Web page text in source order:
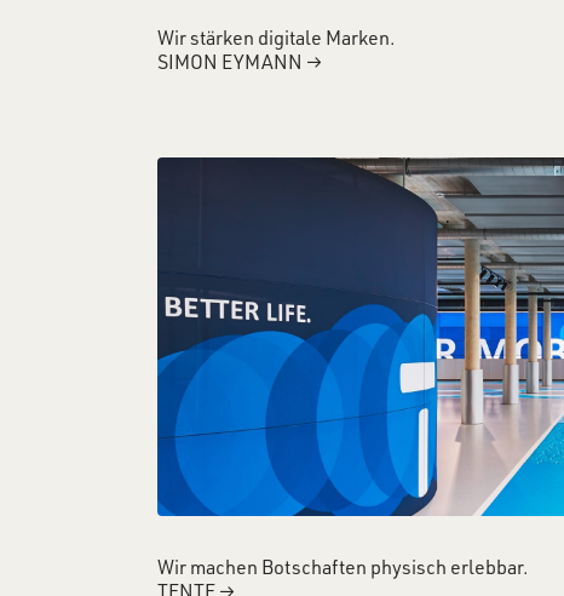
Wir stärken digitale Marken.
SIMON EYMANN →
Wir machen Botschaften physisch erlebbar.